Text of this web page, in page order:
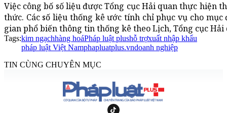
Việc công bố số liệu được Tổng cục Hải quan thực hiện
thức. Các số liệu thống kê ước tính chỉ phục vụ cho
gian phổ biến thông tin thống kê theo Lịch, Tổng cục Hải
Tags:kim ngạchhàng hoáPháp luật plushỗ trợxuất nhập khẩu
pháp luật Việt Namphapluatplus.vndoanh nghiệp
TIN CÙNG CHUYÊN MỤC